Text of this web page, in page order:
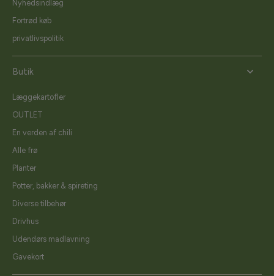
Nyhedsindlæg
Fortrød køb
privatlivspolitik
Butik
Læggekartofler
OUTLET
En verden af chili
Alle frø
Planter
Potter, bakker & spireting
Diverse tilbehør
Drivhus
Udendørs madlavning
Gavekort